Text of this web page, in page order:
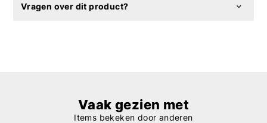
Vragen over dit product?
Vaak gezien met
Items bekeken door anderen